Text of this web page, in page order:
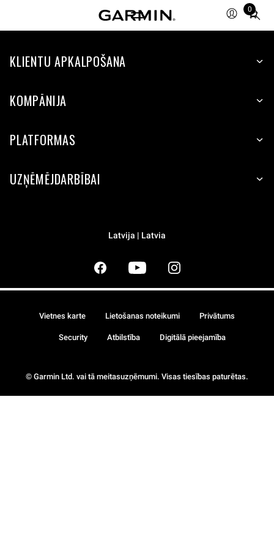
0
Total
items
cart:
KLIENTU APKALPOŠANA
KOMPĀNIJA
PLATFORMAS
UZŅĒMĒJDARBĪBAI
Latvija | Latvia
© Garmin Ltd. vai tā meitasuzņēmumi. Visas tiesības paturētas.
Vietnes karte Lietošanas noteikumi Privātums
Security Atbilstība Digitālā pieejamība